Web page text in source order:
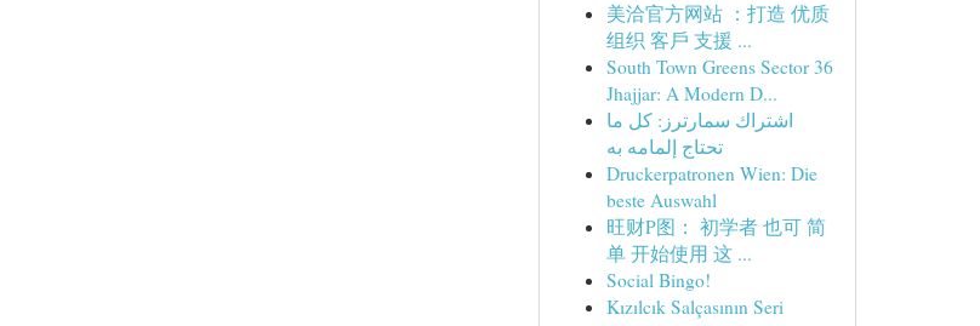
美洽官方网站 ：打造 优质
组织 客戶 支援 ...
South Town Greens Sector 36
Jhajjar: A Modern D...
اشتراك سمارترز: كل ما
تحتاج إلمامه به
Druckerpatronen Wien: Die
beste Auswahl
旺财P图： 初学者 也可 简
单 开始使用 这 ...
Social Bingo!
Kızılcık Salçasının Seri